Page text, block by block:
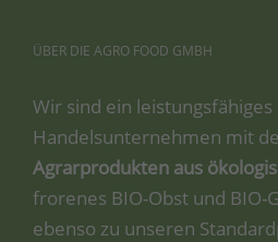
ÜBER DIE AGRO FOOD GMBH
Wir sind ein
Han­dels­un­ter­neh­men mit
Agrar­pro­duk­ten aus
fro­re­nes BIO-Obst und BIO-
eben­so zu unse­ren